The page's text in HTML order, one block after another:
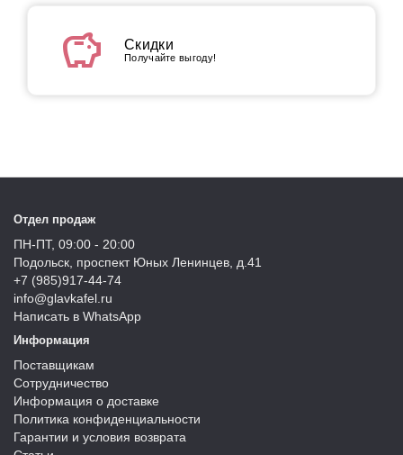
savings Скидки
Получайте выгоду!
Отдел продаж
ПН-ПТ, 09:00 - 20:00
Подольск, проспект Юных Ленинцев, д.41
+7 (985)917-44-74
info@glavkafel.ru
Написать в WhatsApp
Информация
Поставщикам
Сотрудничество
Информация о доставке
Политика конфиденциальности
Гарантии и условия возврата